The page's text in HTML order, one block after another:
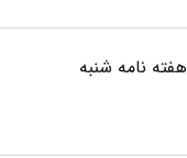
هفته نامه شنبه